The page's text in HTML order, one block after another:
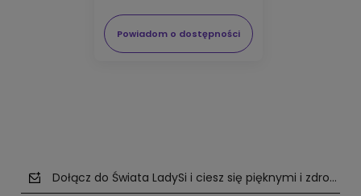
Powiadom o dostępności
Dołącz do Świata LadySi i ciesz się pięknymi i